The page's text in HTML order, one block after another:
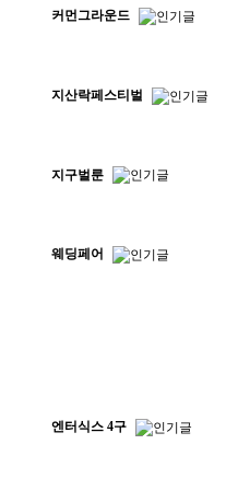
커먼그라운드
지산락페스티벌
지구벌룬
웨딩페어
엔터식스 4구